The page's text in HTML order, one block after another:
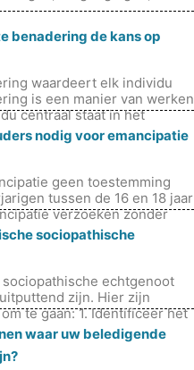
benadering de kans op
waardeert elk individu
is een manier van werken
centraal staat in het
nodig voor emancipatie
geen toestemming
tussen de 16 en 18 jaar
verzoeken zonder
sociopathische
echtgenoot
zijn. Hier zijn
te gaan: 1. Identificeer het
waar uw beledigende